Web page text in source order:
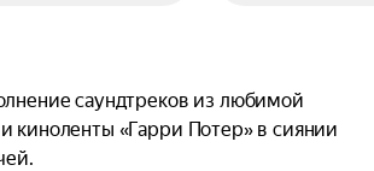
саундтреков из любимой
киноленты «Гарри Потер» в сиянии